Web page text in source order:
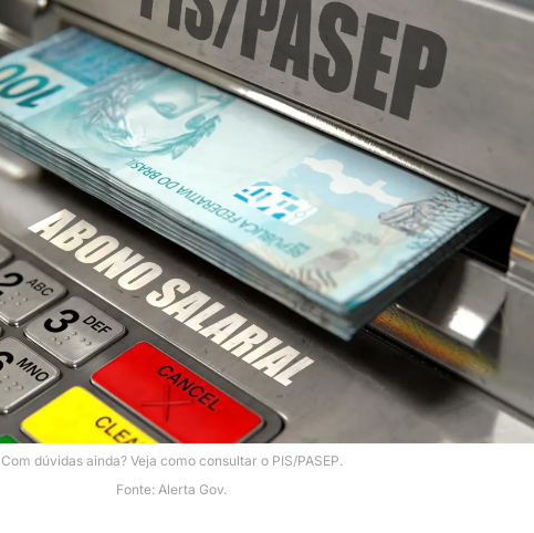
Com dúvidas ainda? Veja como consultar o PIS/PASEP.
Fonte: Alerta Gov.